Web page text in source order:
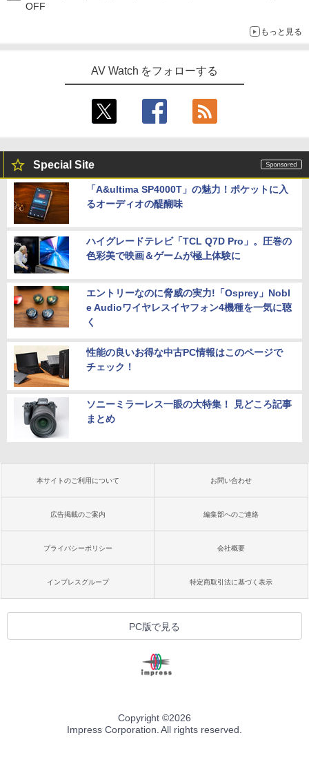
OFF
もっと見る
AV Watch をフォローする
Special Site
「A&ultima SP4000T」の魅力！ポケットに入
るオーディオの醍醐味
ハイグレードテレビ「TCL Q7D Pro」。圧巻の
色彩美で映画＆ゲームが極上体験に
エントリーなのに脅威の実力!「Osprey」Nobl
e Audioワイヤレスイヤフォン4機種を一気に聴
く
性能の良いお得な中古PC情報はこのページで
チェック！
ソニーミラーレス一眼の大特集！ 見どころ記事
まとめ
本サイトのご利用について お問い合わせ
広告掲載のご案内 編集部へのご連絡
プライバシーポリシー 会社概要
インプレスグループ 特定商取引法に基づく表示
PC版で見る
Copyright ©2026
Impress Corporation. All rights reserved.